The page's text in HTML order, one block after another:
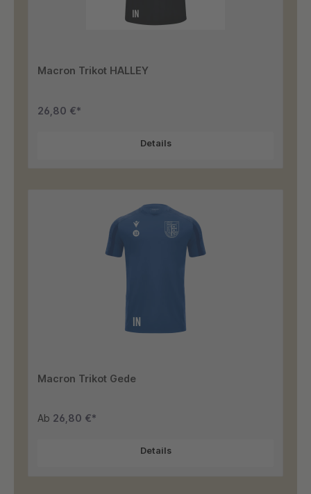
Macron Trikot HALLEY
26,80 €*
Details
Macron Trikot Gede
Ab 26,80 €*
Details